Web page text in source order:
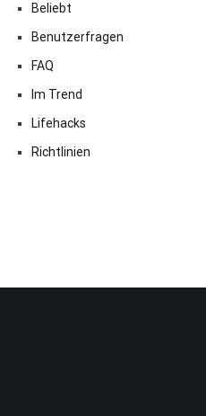
Beliebt
Benutzerfragen
FAQ
Im Trend
Lifehacks
Richtlinien